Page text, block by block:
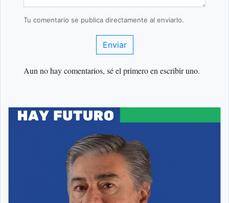
Tu comentario se publica directamente al enviarlo.
Enviar
Aun no hay comentarios, sé el primero en escribir uno.